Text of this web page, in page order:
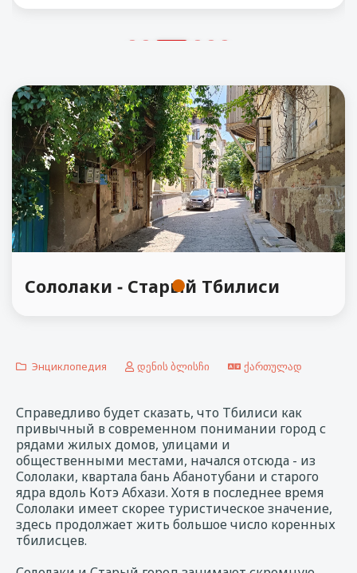
Сололаки - Старый Тбилиси
Энциклопедия დენის ბლისჩი ქართულად
Справедливо будет сказать, что Тбилиси как
привычный в современном понимании город с
рядами жилых домов, улицами и
общественными местами, начался отсюда - из
Сололаки, квартала бань Абанотубани и старого
ядра вдоль Котэ Абхази. Хотя в последнее время
Сололаки имеет скорее туристическое значение,
здесь продолжает жить большое число коренных
тбилисцев.